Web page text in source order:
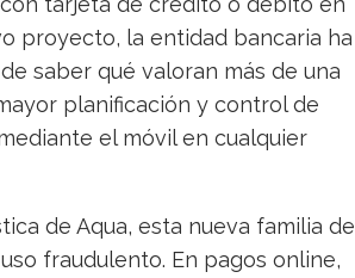
proyecto, la entidad bancaria ha
saber qué valoran más de una
planificación y control de
el móvil en cualquier
de Aqua, esta nueva familia de
fraudulento. En pagos online,